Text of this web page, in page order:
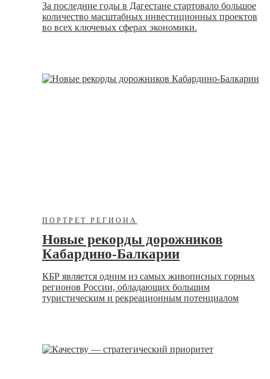
За последние годы в Дагестане стартовало большое
количество масштабных инвестиционных проектов
во всех ключевых сферах экономики.
ПОРТРЕТ РЕГИОНА
Новые рекорды дорожников
Кабардино-Балкарии
КБР является одним из самых живописных горных
регионов России, обладающих большим
туристическим и рекреационным потенциалом